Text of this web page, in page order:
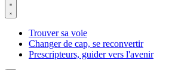
Trouver sa voie
Changer de cap, se reconvertir
Prescripteurs, guider vers l'avenir